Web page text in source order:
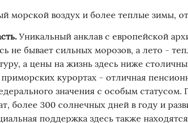
морской воздух и более теплые зимы,
Уникальный анклав с европейской
не бывает сильных морозов, а лето -
а цены на жизнь здесь ниже
курортах - отличная
значения с особым
более 300 солнечных дней в году и
поддержка здесь также